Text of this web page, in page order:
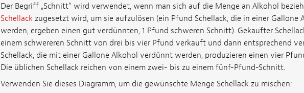
Der Begriff „Schnitt“ wird verwendet, wenn man sich auf die Menge an Alkohol
Schellack zugesetzt wird, um sie aufzulösen (ein Pfund Schellack, die in einer Gallone
werden, ergeben einen gut verdünnten, 1 Pfund schweren Schnitt). Gekaufter
einem schwereren Schnitt von drei bis vier Pfund verkauft und dann entsprechend
Schellack, die mit einer Gallone Alkohol verdünnt werden, produzieren einen vier
Die üblichen Schellack reichen von einem zwei- bis zu einem fünf-Pfund-Schnitt.
Verwenden Sie dieses Diagramm, um die gewünschte Menge Schellack zu mischen: